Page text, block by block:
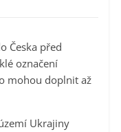
Česka před
označení
mohou doplnit až
Ukrajiny